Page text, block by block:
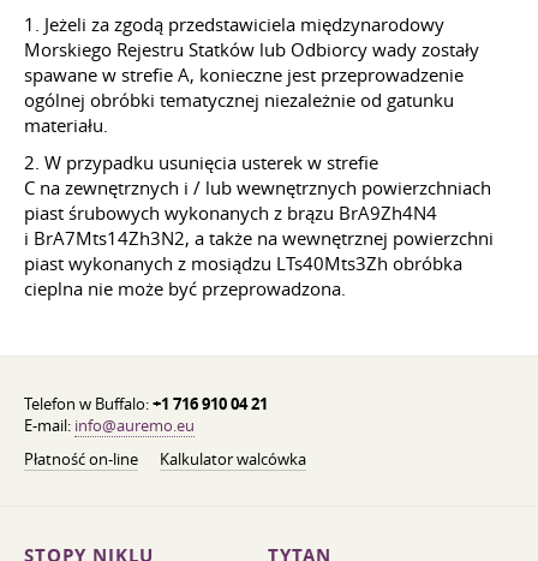
1. Jeżeli za zgodą przedstawiciela międzynarodowy
Morskiego Rejestru Statków lub Odbiorcy wady zostały
spawane w strefie A, konieczne jest przeprowadzenie
ogólnej obróbki tematycznej niezależnie od gatunku
materiału.
2. W przypadku usunięcia usterek w strefie
C na zewnętrznych i / lub wewnętrznych powierzchniach
piast śrubowych wykonanych z brązu BrA9Zh4N4
i BrA7Mts14Zh3N2, a także na wewnętrznej powierzchni
piast wykonanych z mosiądzu LTs40Mts3Zh obróbka
cieplna nie może być przeprowadzona.
Telefon w Buffalo:+1 716 910 04 21
E-mail: info@auremo.eu
Płatność on-line
Kalkulator walcówka
STOPY NIKLU TYTAN